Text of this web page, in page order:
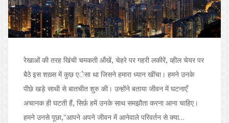
रेखाओं की तरह खिंची चमकती ऑंखें, चेहरे पर गहरी लकीरें, व्हील चेयर पर
बैठे इस शख़्स में कुछ एेसा था जिसने हमारा ध्यान खींचा। हमने उनके
पीछे खड़े साथी से बातचीत शुरु की। उन्होंने बताया जीवन में घटनाएँ
अचानक ही घटती हैं, सिर्फ़ हमें उनके साथ समझौता करना आना चाहिए।
हमने उनसे पूछा,"आपने अपने जीवन में आनेवाले परिवर्तन से क्या…